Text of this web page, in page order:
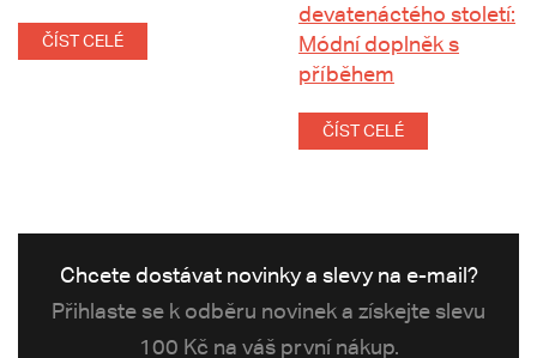
ČÍST CELÉ
devatenáctého století:
Módní doplněk s
příběhem
ČÍST CELÉ
Chcete dostávat novinky a slevy na e-mail?
Přihlaste se k odběru novinek a získejte slevu
100 Kč na váš první nákup.